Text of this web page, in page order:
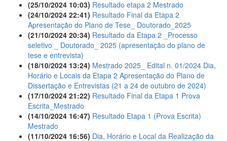
(25/10/2024 10:03) Resultado etapa 2 Mestrado
(24/10/2024 22:41) Resultado Final da Etapa 2
Apresentação do Plano de Tese_ Doutorado_2025
(21/10/2024 20:34) Resultado da Etapa 2 _Processo
seletivo _ Doutorado_ 2025 (apresentação do plano de
tese e entrevista)
(18/10/2024 13:24) Mestrado 2025_ Edital n. 01/2024 Dia,
Horário e Locais da Etapa 2 Apresentação do Plano de
Dissertação e Entrevistas (21 a 24 de outubro de 2024)
(17/10/2024 21:22) Resultado Final da Etapa 1 Prova
Escrita_Mestrado
(14/10/2024 16:47) Resultado Etapa 1 (Prova Escrita)
Mestrado
(11/10/2024 16:56) Dia, Horário e Local da Realização da